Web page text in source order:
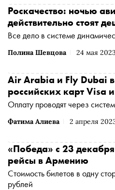
Полина Шевцова 24 мая
Роскачество: ночью
действительно стоят
Все дело в системе
Фатима Алиева 2 апреля
Air Arabia и Fly Dubai
российских карт Visa
Оплату проводят через
«Победа» с 23
рейсы в Армению
Стоимость билетов в одну
рублей